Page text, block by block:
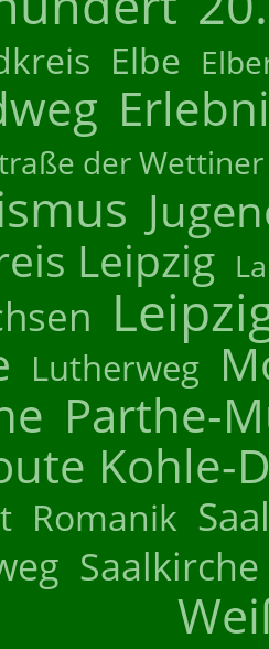
Elbe
der Wettiner
Leipzig
Lutherweg
Parthe-
Kohle-
Romanik
Saalkirche